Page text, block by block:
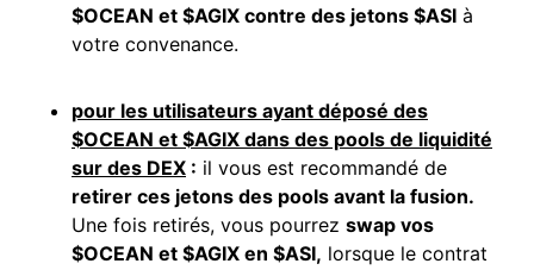
$OCEAN et $AGIX contre des jetons $ASI à
votre convenance.
pour les utilisateurs ayant déposé des
$OCEAN et $AGIX dans des pools de liquidité
sur des DEX : il vous est recommandé de
retirer ces jetons des pools avant la fusion.
Une fois retirés, vous pourrez swap vos
$OCEAN et $AGIX en $ASI, lorsque le contrat